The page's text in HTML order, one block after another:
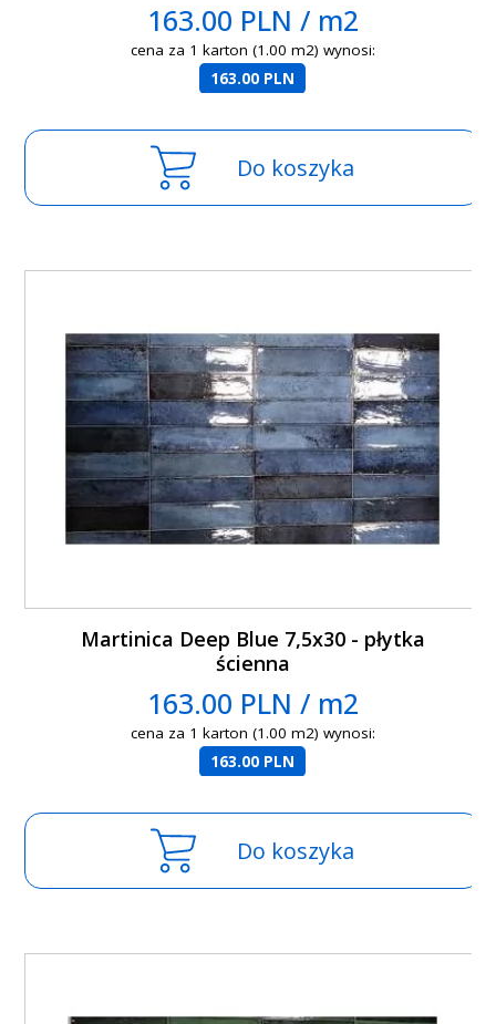
163.00 PLN / m2
cena za 1 karton (1.00 m2) wynosi:
163.00 PLN
Do koszyka
Martinica Deep Blue 7,5x30 - płytka
ścienna
163.00 PLN / m2
cena za 1 karton (1.00 m2) wynosi:
163.00 PLN
Do koszyka